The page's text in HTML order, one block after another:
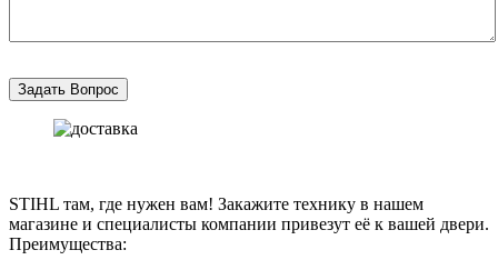
STIHL там, где нужен вам! Закажите технику в нашем
магазине и специалисты компании привезут её к вашей двери.
Преимущества: